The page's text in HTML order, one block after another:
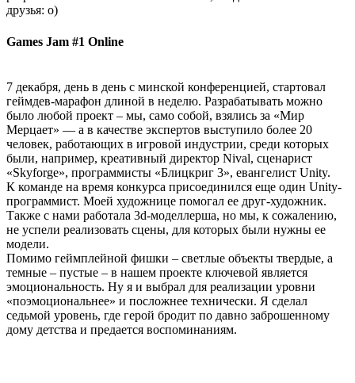
друзья: о)
Games Jam #1 Online
7 декабря, день в день с минской конференцией, стартовал
геймдев-марафон длиной в неделю. Разрабатывать можно
было любой проект – мы, само собой, взялись за «Мир
Мерцает» — а в качестве экспертов выступило более 20
человек, работающих в игровой индустрии, среди которых
были, например, креативный директор Nival, сценарист
«Skyforge», программисты «Блицкриг 3», евангелист Unity.
К команде на время конкурса присоединился еще один Unity-
программист. Моей художнице помогал ее друг-художник.
Также с нами работала 3d-моделлерша, но мы, к сожалению,
не успели реализовать сцены, для которых были нужны ее
модели.
Помимо геймплейной фишки – светлые объекты твердые, а
темные – пустые – в нашем проекте ключевой является
эмоциональность. Ну я и выбрал для реализации уровни
«поэмоциональнее» и посложнее технически. Я сделал
седьмой уровень, где герой бродит по давно заброшенному
дому детства и предается воспоминаниям.